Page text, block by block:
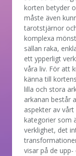
korten betyder
måste även
tarotstjärnor
komplexa
sällan raka,
ett ypperligt
våra liv. För att
känna till
lilla och stora
arkanan består
aspekter av
kategorier som
verklighet, det
visar på de